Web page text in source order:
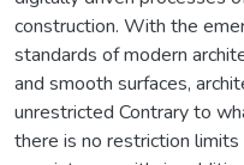
construction. With the
standards of modern
and smooth surfaces,
unrestricted Contrary to
there is no restriction